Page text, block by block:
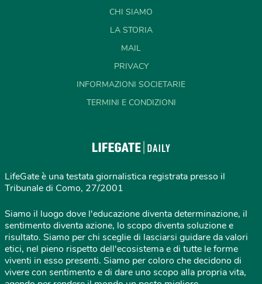
CHI SIAMO
LA STORIA
MAIL
PRIVACY
INFORMAZIONI SOCIETARIE
TERMINI E CONDIZIONI
LifeGate è una testata giornalistica registrata presso il
Tribunale di Como, 27/2001
Siamo il luogo dove l'educazione diventa determinazione, il
sentimento diventa azione, lo scopo diventa soluzione e
risultato. Siamo per chi sceglie di lasciarsi guidare da valori
etici, nel pieno rispetto dell'ecosistema e di tutte le forme
viventi in esso presenti. Siamo per coloro che decidono di
vivere con sentimento e di dare uno scopo alla propria vita,